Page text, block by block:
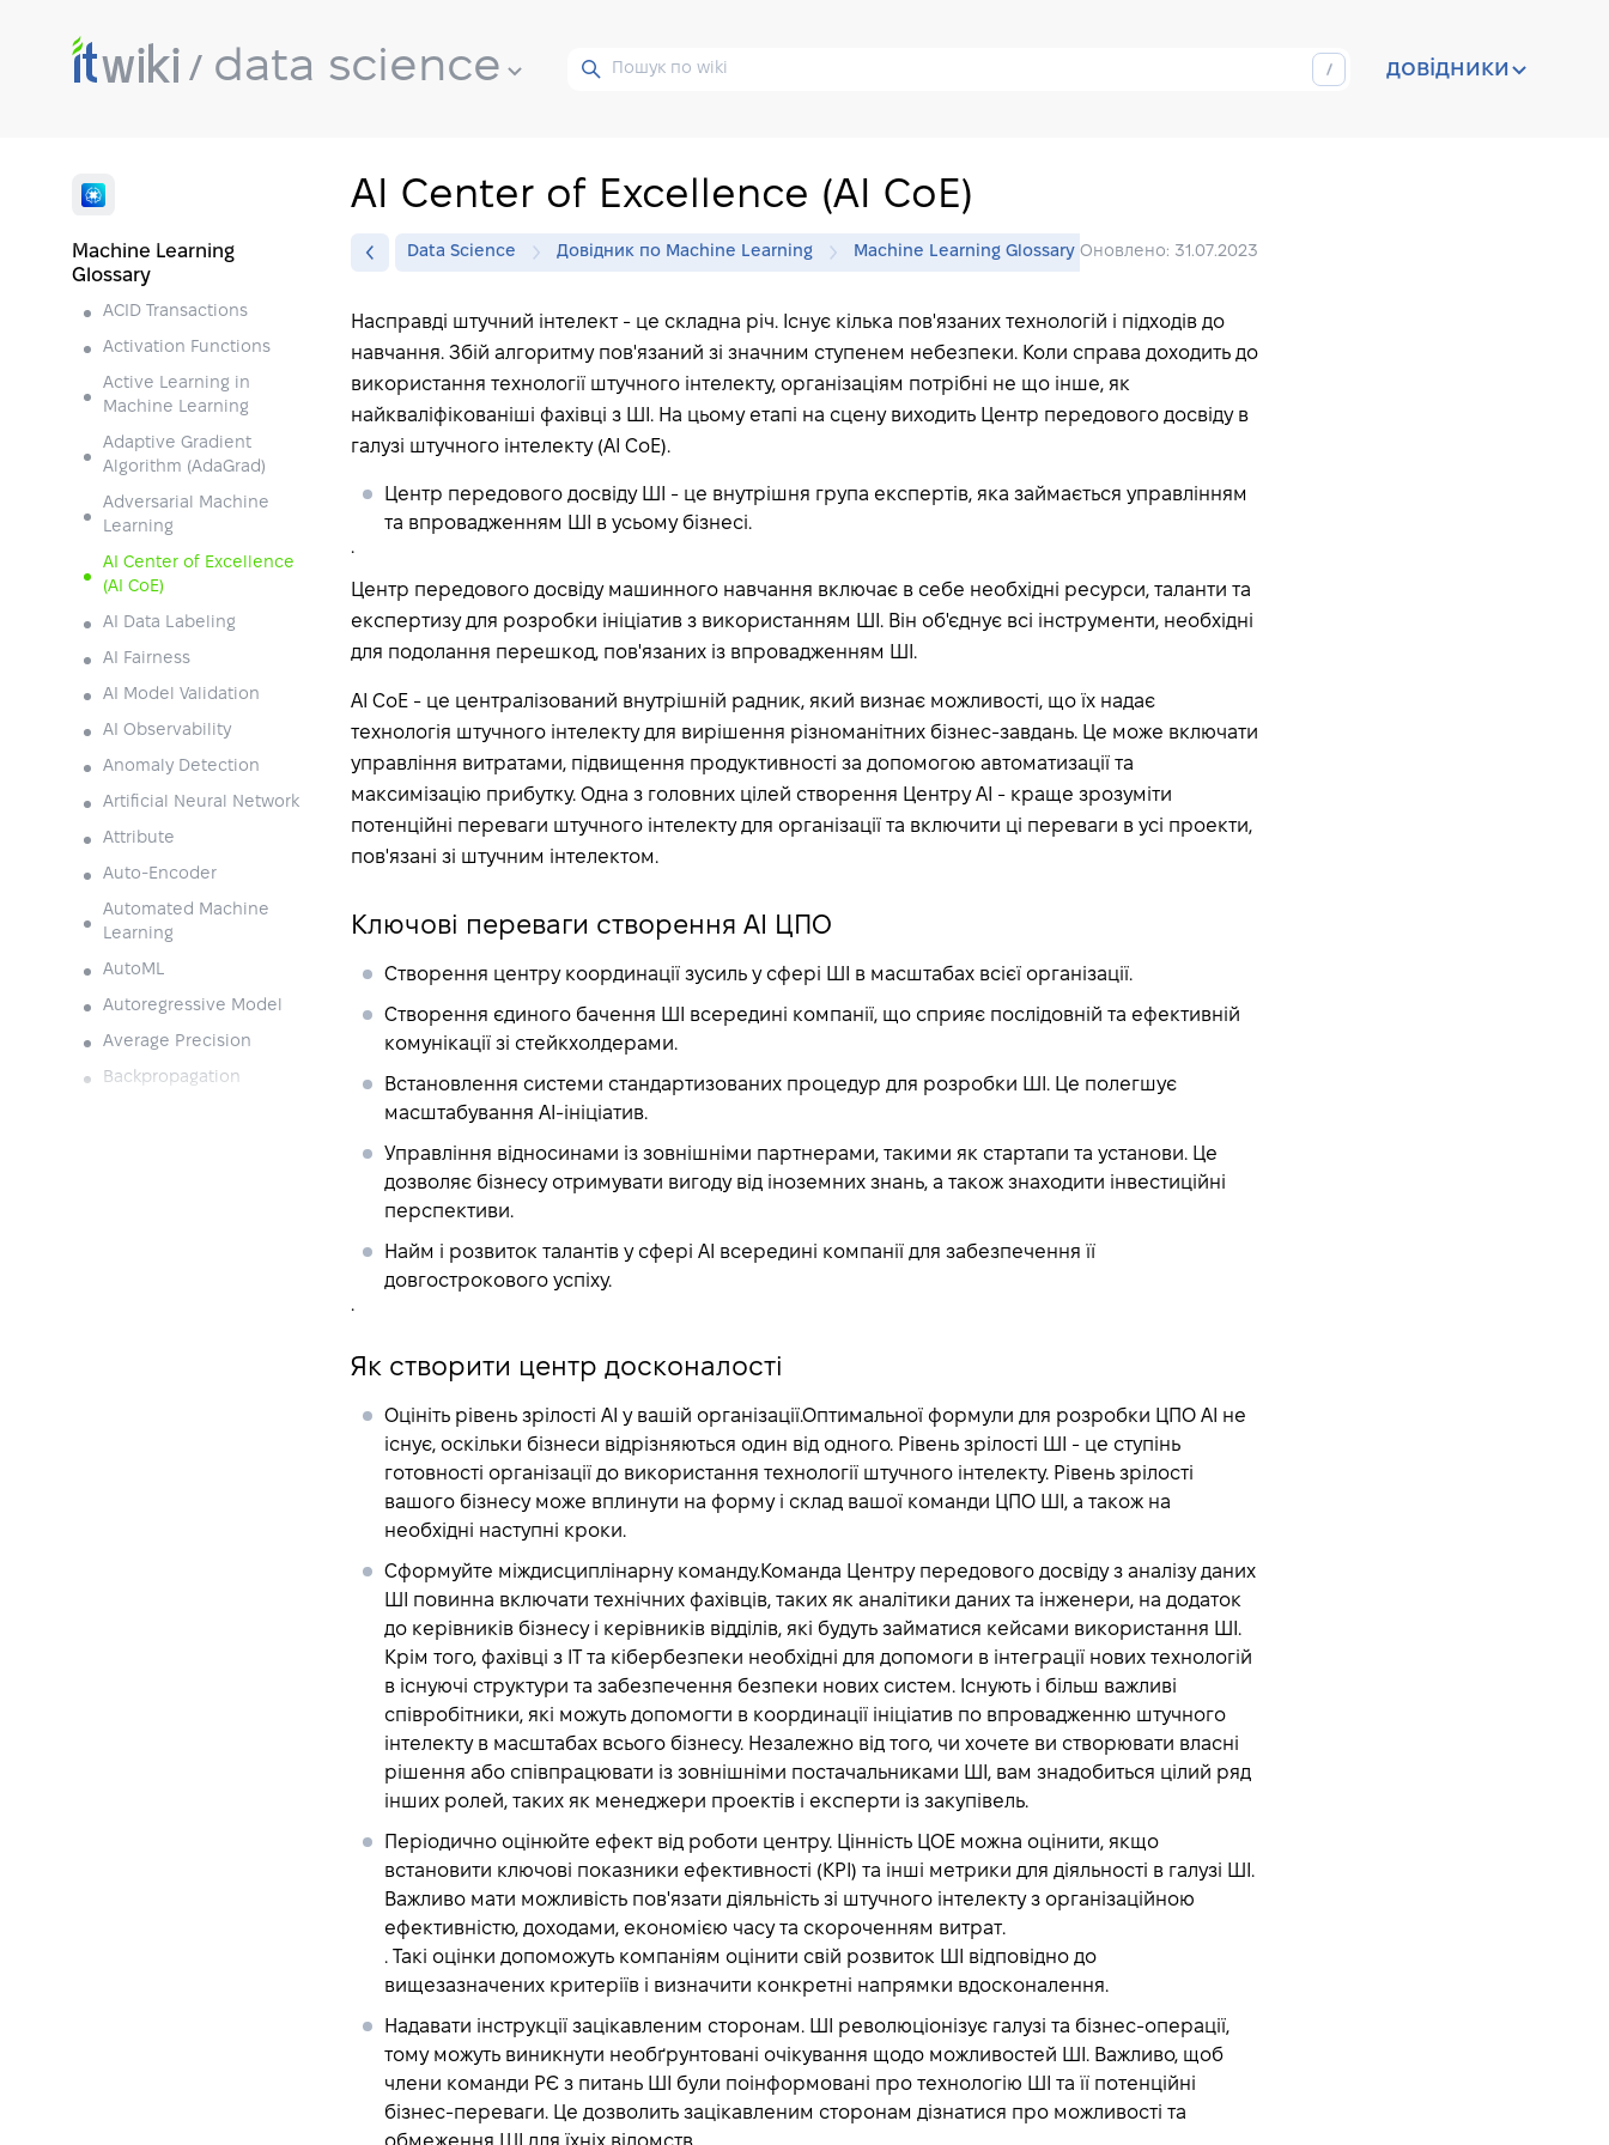
data science довідники
Machine Learning
Glossary
ACID Transactions
Activation Functions
Active Learning in
Machine Learning
Adaptive Gradient
Algorithm (AdaGrad)
Adversarial Machine
Learning
AI Center of Excellence
(AI CoE)
AI Data Labeling
AI Fairness
AI Model Validation
AI Observability
Anomaly Detection
Artificial Neural Network
Attribute
Auto-Encoder
Automated Machine
Learning
AutoML
Autoregressive Model
Average Precision
Backpropagation
AI Center of Excellence (AI CoE)
Data Science Довідник по Machine Learning Machine Learning Glossary Оновлено: 31.07.2023
Насправді штучний інтелект - це складна річ. Існує кілька пов'язаних технологій і підходів до
навчання. Збій алгоритму пов'язаний зі значним ступенем небезпеки. Коли справа доходить до
використання технології штучного інтелекту, організаціям потрібні не що інше, як
найкваліфікованіші фахівці з ШІ. На цьому етапі на сцену виходить Центр передового досвіду в
галузі штучного інтелекту (AI CoE).
Центр передового досвіду ШІ - це внутрішня група експертів, яка займається управлінням
та впровадженням ШІ в усьому бізнесі.
.
Центр передового досвіду машинного навчання включає в себе необхідні ресурси, таланти та
експертизу для розробки ініціатив з використанням ШІ. Він об'єднує всі інструменти, необхідні
для подолання перешкод, пов'язаних із впровадженням ШІ.
AI CoE - це централізований внутрішній радник, який визнає можливості, що їх надає
технологія штучного інтелекту для вирішення різноманітних бізнес-завдань. Це може включати
управління витратами, підвищення продуктивності за допомогою автоматизації та
максимізацію прибутку. Одна з головних цілей створення Центру АІ - краще зрозуміти
потенційні переваги штучного інтелекту для організації та включити ці переваги в усі проекти,
пов'язані зі штучним інтелектом.
Ключові переваги створення АІ ЦПО
Створення центру координації зусиль у сфері ШІ в масштабах всієї організації.
Створення єдиного бачення ШІ всередині компанії, що сприяє послідовній та ефективній
комунікації зі стейкхолдерами.
Встановлення системи стандартизованих процедур для розробки ШІ. Це полегшує
масштабування АІ-ініціатив.
Управління відносинами із зовнішніми партнерами, такими як стартапи та установи. Це
дозволяє бізнесу отримувати вигоду від іноземних знань, а також знаходити інвестиційні
перспективи.
Найм і розвиток талантів у сфері АІ всередині компанії для забезпечення її
довгострокового успіху.
.
Як створити центр досконалості
Оцініть рівень зрілості AI у вашій організації.Оптимальної формули для розробки ЦПО AI не
існує, оскільки бізнеси відрізняються один від одного. Рівень зрілості ШІ - це ступінь
готовності організації до використання технології штучного інтелекту. Рівень зрілості
вашого бізнесу може вплинути на форму і склад вашої команди ЦПО ШІ, а також на
необхідні наступні кроки.
Сформуйте міждисциплінарну команду.Команда Центру передового досвіду з аналізу даних
ШІ
повинна включати технічних фахівців, таких як аналітики даних та інженери, на додаток
до керівників бізнесу і керівників відділів, які будуть займатися кейсами використання ШІ.
Крім того, фахівці з ІТ та кібербезпеки необхідні для допомоги в інтеграції нових технологій
в існуючі структури та забезпечення безпеки нових систем. Існують і більш важливі
співробітники, які можуть допомогти в координації ініціатив по впровадженню штучного
інтелекту в масштабах всього бізнесу. Незалежно від того, чи хочете ви створювати власні
рішення або співпрацювати із зовнішніми постачальниками ШІ, вам знадобиться цілий ряд
інших ролей, таких як менеджери проектів і експерти із закупівель.
Періодично оцінюйте ефект від роботи центру.Цінність ЦОЕ можна оцінити, якщо
встановити ключові показники ефективності (KPI) та інші метрики для діяльності в галузі ШІ.
Важливо мати можливість пов'язати діяльність зі штучного інтелекту з організаційною
ефективністю, доходами, економією часу та скороченням витрат.
. Такі оцінки допоможуть компаніям оцінити свій розвиток ШІ відповідно до
вищезазначених критеріїв і визначити конкретні напрямки вдосконалення.
Надавати інструкції зацікавленим сторонам.ШІ революціонізує галузі та бізнес-операції,
тому можуть виникнути необґрунтовані очікування щодо можливостей ШІ. Важливо, щоб
члени команди РЄ з питань ШІ були поінформовані про технологію ШІ та її потенційні
бізнес-переваги. Це дозволить зацікавленим сторонам дізнатися про можливості та